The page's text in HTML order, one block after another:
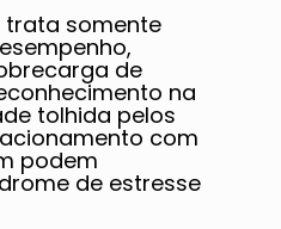
trata somente
de
na
tolhida pelos
com
podem
de estresse